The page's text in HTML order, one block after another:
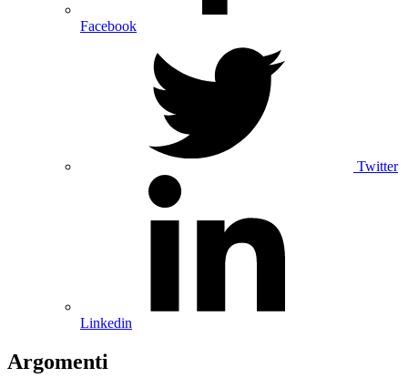
Facebook
Twitter
Linkedin
Argomenti